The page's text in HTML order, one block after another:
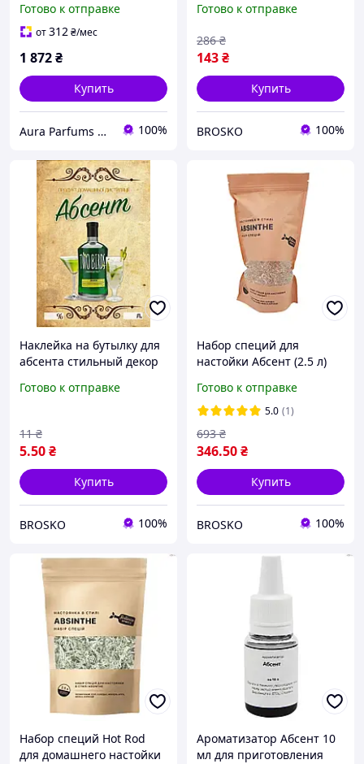
Абсент Верт) 50 ml/мл
Готово к отправке
от312₴/мес
1 872₴
Купить
Aura Parfums | Интернет-магазин парфюмерии и косметики 100%
настоек и блюд
добавки
Готово к отправке
143₴
286 ₴
Купить
BROSKO 100%
Наклейка на бутылку для
абсента стильный декор
праздника 7х10 см
Готово к отправке
5.50₴
11 ₴
Купить
BROSKO 100%
Набор специй для
настойки Абсент (2.5 л)
Готово к отправке
5.0 (1)
346.50₴
693 ₴
Купить
BROSKO 100%
Набор специй Hot Rod
для домашнего настойки
Ароматизатор Абсент 10
мл для приготовления